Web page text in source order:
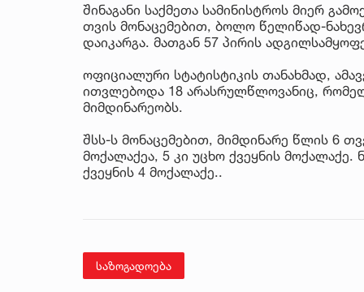
შინაგანი საქმეთა სამინისტროს მიერ
თვის მონაცემებით, ბოლო წელიწად-
დაიკარგა. მათგან 57 პირის
ოფიციალური სტატისტიკის თანახმად,
ითვლებოდა 18 არასრულწლოვანიც,
მიმდინარეობს.
შსს-ს მო­ნა­ცე­მე­ბით, მიმ­დი­ნა­რე წლის 6
მო­ქა­ლა­ქეა, 5 კი უცხო ქვეყ­ნის
ქვეყ­ნის 4 მო­ქა­ლა­ქე..
საზოგადოება